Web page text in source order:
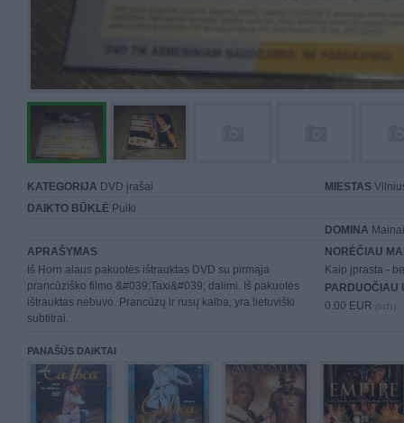
KATEGORIJA DVD įrašai MIESTAS
DAIKTO BŪKLĖ Puiki
DOMINA
APRAŠYMAS
Iš Horn alaus pakuotės ištrauktas DVD su pirmąja
prancūziško filmo &#039;Taxi&#039; dalimi. Iš pakuotės
ištrauktas nebuvo. Prancūzų ir rusų kalba, yra lietuviški
subtitrai.
NORĖČIAU
Kaip įprasta -
PARDUOČIAU
0.00 EUR (0 LTL)
PANAŠŪS DAIKTAI